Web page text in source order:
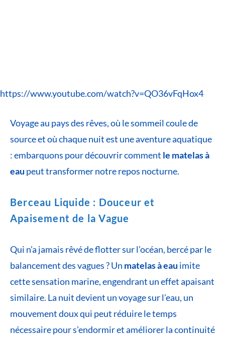
https://www.youtube.com/watch?v=QO36vFqHox4
Voyage au pays des rêves, où le sommeil coule de
source et où chaque nuit est une aventure aquatique
: embarquons pour découvrir comment le matelas à
eau peut transformer notre repos nocturne.
Berceau Liquide : Douceur et
Apaisement de la Vague
Qui n’a jamais rêvé de flotter sur l’océan, bercé par le
balancement des vagues ? Un matelas à eau imite
cette sensation marine, engendrant un effet apaisant
similaire. La nuit devient un voyage sur l’eau, un
mouvement doux qui peut réduire le temps
nécessaire pour s’endormir et améliorer la continuité